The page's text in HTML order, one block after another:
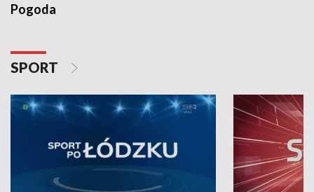
Pogoda
SPORT